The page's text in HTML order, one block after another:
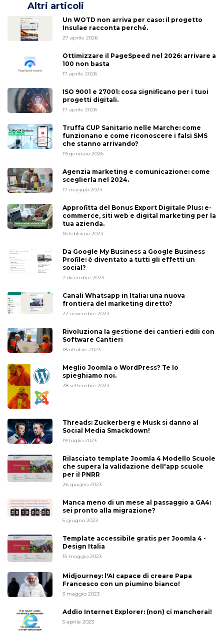
Altri articoli
Un WOTD non arriva per caso: il progetto
Insulae racconta perché.
27 aprile 2026
Ottimizzare il PageSpeed nel 2026: arrivare a
100 non basta
17 aprile 2026
ISO 9001 e 27001: cosa significano per i tuoi
progetti digitali.
17 aprile 2026
Truffa CUP Sanitario nelle Marche: come
funzionano e come riconoscere i falsi SMS
che stanno arrivando?
19 gennaio 2026
Agenzia marketing e comunicazione: come
sceglierla nel 2024.
17 maggio 2024
Approfitta del Bonus Export Digitale Plus: e-
commerce, siti web e digital marketing per la
tua azienda.
16 febbraio 2024
Da Google My Business a Google Business
Profile: è diventato a tutti gli effetti un
social?
7 dicembre 2023
Canali Whatsapp in Italia: una nuova
frontiera del marketing diretto?
22 novembre 2023
Rivoluziona la gestione dei cantieri edili con
Software Cantieri
18 ottobre 2023
Meglio Joomla o WordPress? Te lo
spieghiamo noi.
28 settembre 2023
Threads: Zuckerberg e Musk si danno al
Social Media Smackdown!
19 luglio 2023
Rilasciato template Joomla 4 Modello Scuole
che supera la validazione dell'app scuole
per il PNRR
26 giugno 2023
Manca meno di un mese al passaggio a GA4:
sei pronto alla migrazione?
5 giugno 2023
Template accessibile gratis per Joomla 4 -
Design Italia
15 maggio 2023
Midjourney: l'AI capace di creare Papa
Francesco con un piumino bianco!
3 maggio 2023
Addio Internet Explorer: (non) ci mancherai!
5 aprile 2023